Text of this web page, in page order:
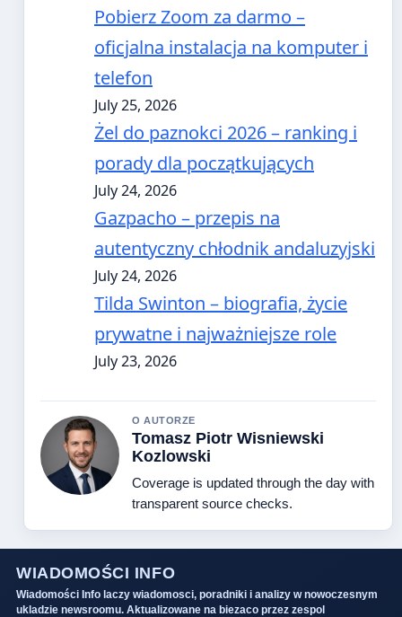
Pobierz Zoom za darmo –
oficjalna instalacja na komputer i
telefon
July 25, 2026
Żel do paznokci 2026 – ranking i
porady dla początkujących
July 24, 2026
Gazpacho – przepis na
autentyczny chłodnik andaluzyjski
July 24, 2026
Tilda Swinton – biografia, życie
prywatne i najważniejsze role
July 23, 2026
O AUTORZE
Tomasz Piotr Wisniewski
Kozlowski
Coverage is updated through the day with
transparent source checks.
WIADOMOŚCI INFO
Wiadomości Info laczy wiadomosci, poradniki i analizy w nowoczesnym
ukladzie newsroomu. Aktualizowane na biezaco przez zespol